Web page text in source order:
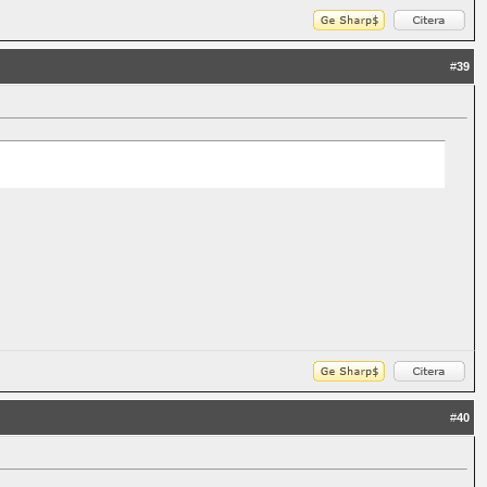
#39
#40